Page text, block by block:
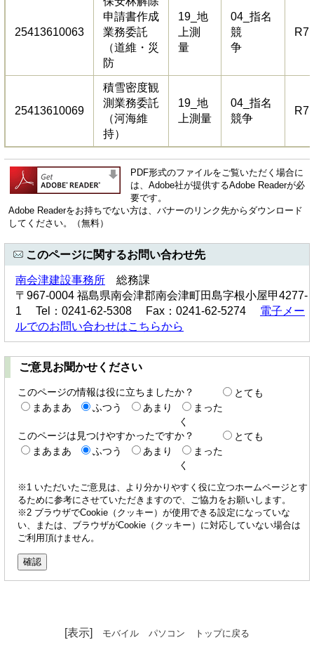
25413610063
申請書作成
業務委託
（道維・災
防
19_地
上測
量
04_指名
競
争
25413610069
積雪密度観
測業務委託
（河海維
持）
19_地
上測量
04_指名
競争
PDF形式のファイルをご覧いただく場合に
は、Adobe社が提供するAdobe Readerが必
要です。
Adobe Readerをお持ちでない方は、バナーのリンク先からダウンロード
してください。（無料）
このページに関するお問い合わせ先
南会津建設事務所 総務課
〒967-0004 福島県南会津郡南会津町田島字根小屋甲4277-
1 Tel：0241-62-5308 Fax：0241-62-5274 電子メー
ルでのお問い合わせはこちらから
ご意見お聞かせください
このページの情報は役に立ちましたか？
とても
まあまあ
ふつう あまり
まった
く
このページは見つけやすかったですか？
とても
まあまあ
ふつう あまり
まった
く
※1 いただいたご意見は、より分かりやすく役に立つホームページとす
るために参考にさせていただきますので、ご協力をお願いします。
※2 ブラウザでCookie（クッキー）が使用できる設定になっていな
い、または、ブラウザがCookie（クッキー）に対応していない場合は
ご利用頂けません。
[表示] モバイル パソコン トップに戻る